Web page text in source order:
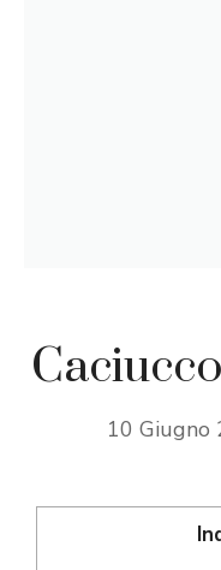
10 Giugno